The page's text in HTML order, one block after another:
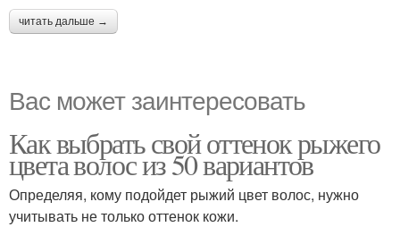
читать дальше →
Вас может заинтересовать
Как выбрать свой оттенок рыжего
цвета волос из 50 вариантов
Определяя, кому подойдет рыжий цвет волос, нужно
учитывать не только оттенок кожи.